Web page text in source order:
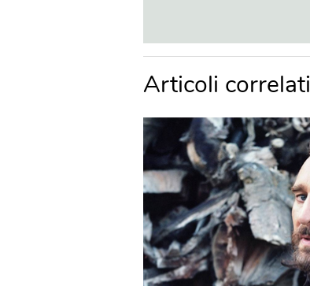
Articoli correlati